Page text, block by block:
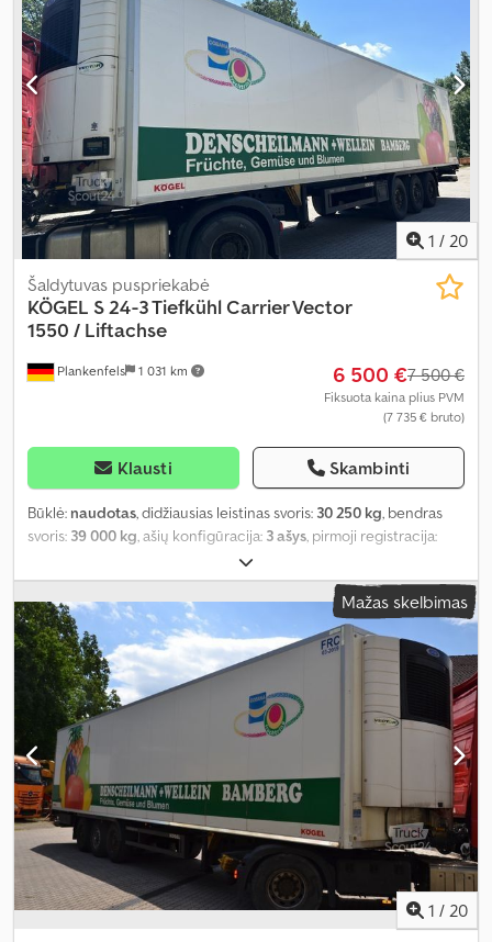
1 / 20
Plankenfels 1 031 km
Šaldytuvas puspriekabė
KÖGEL S 24-3 Tiefkühl Carrier Vector
1550 / Liftachse
6 500 €7 500 €
Fiksuota kaina plius PVM
(7 735 € bruto)
Klausti Skambinti
Būklė: naudotas, didžiausias leistinas svoris: 30 250 kg, bendras
svoris: 39 000 kg, ašių konfigūracija: 3 ašys, pirmoji registracija:
13 400 mm
2 460 mm, krovos erdvės aukštis:2 650 mm, Įranga:ABS,
Mažas skelbimas
1 / 20